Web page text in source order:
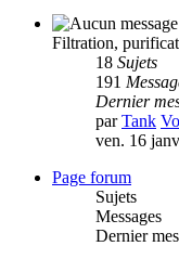
Filtration,
18 Sujets
191
Dernier
parTank
ven. 16
Page forum
Sujets
Messages
Dernier